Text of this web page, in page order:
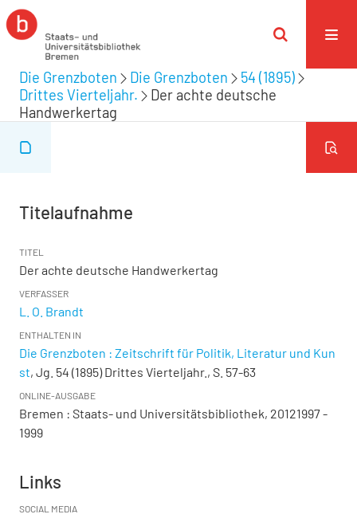
Die Grenzboten Die Grenzboten
54 (1895)
Drittes Vierteljahr.
Der achte deutsche
Handwerkertag
Titelaufnahme
TITEL
Der achte deutsche Handwerkertag
VERFASSER
L. O. Brandt
ENTHALTEN IN
Die Grenzboten : Zeitschrift für Politik, Literatur und Kun
st, Jg. 54 (1895) Drittes Vierteljahr., S. 57-63
ONLINE-AUSGABE
Bremen : Staats- und Universitätsbibliothek, 20121997 -
1999
Links
SOCIAL MEDIA